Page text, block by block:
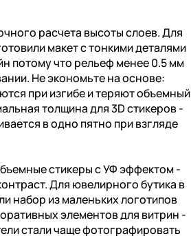
расчета высоты слоев. Для
макет с тонкими деталями
потому что рельеф менее 0.5 мм
Не экономьте на основе:
при изгибе и теряют объемный
толщина для 3D стикеров -
в одно пятно при взгляде
стикеры с УФ эффектом -
Для ювелирного бутика в
набор из маленьких логотипов
элементов для витрин -
стали чаще фотографировать